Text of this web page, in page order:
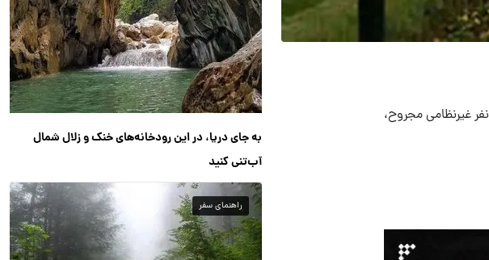
در حمله ۲۵ خرداد رژیم صهیونیستی به خودروهای پشت چراغ قرمز میدان قدس، ۵۹ نفر غیرنظامی مجروح،
به جای دریا، در این رودخانه‌های خنک و زلال شمال
آب‌تنی کنید
راهنمای سفر